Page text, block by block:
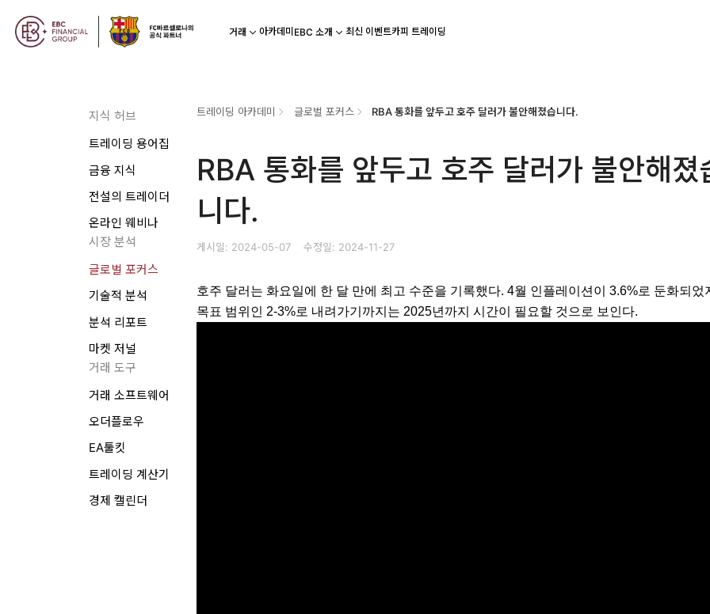
거래 아카데미 EBC 소개 최신 이벤트카피 트레이딩
지식 허브
트레이딩 용어집
금융 지식
전설의 트레이더
온라인 웨비나
시장 분석
글로벌 포커스
기술적 분석
분석 리포트
마켓 저널
거래 도구
거래 소프트웨어
오더플로우
EA툴킷
트레이딩 계산기
경제 캘린더
트레이딩 아카데미 글로벌 포커스 RBA 통화를 앞두고 호주 달러가 불안해졌습니다.
RBA 통화를 앞두고 호주 달러가 불안해졌
니다.
게시일: 2024-05-07 수정일: 2024-11-27
호주 달러는 화요일에 한 달 만에 최고 수준을 기록했다. 4월 인플레이션이 3.6%로 둔화되었
목표 범위인 2-3%로 내려가기까지는 2025년까지 시간이 필요할 것으로 보인다.